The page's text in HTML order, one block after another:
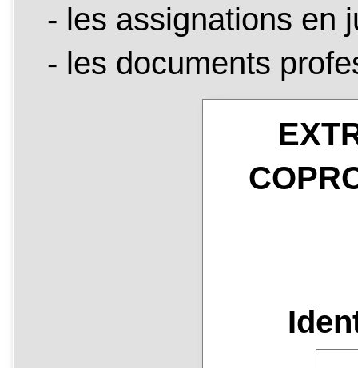
- les assignations en
- les documents